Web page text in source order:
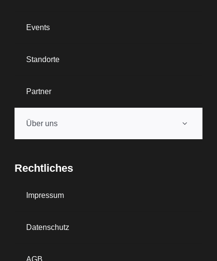
Events
Standorte
Partner
Über uns
Rechtliches
Impressum
Datenschutz
AGB